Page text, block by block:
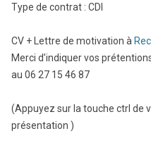
Type de contrat : CDI
CV + Lettre de motivation à
Merci d’indiquer vos
au 06 27 15 46 87
(Appuyez sur la touche ctrl de
présentation )